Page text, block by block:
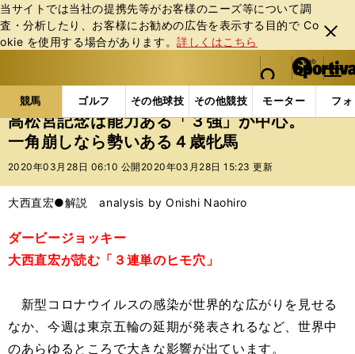
当サイトでは当社の提携先等がお客様のニーズ等について調
査・分析したり、お客様にお勧めの広告を表⽰する⽬的で Co
okie を使⽤する場合があります。詳しくはこちら
閉じ
る
web Sportiva (webスポルティーバ)
検索
マイペ
ー
ジ
メニュ
競馬 ゴルフ その他球技 その他競技 モーター フ
b
ス
ポ
ル
バ
競馬の記事一覧 競馬 高松宮記念は能力ある「３強
高松宮記念は能力ある「３強」が中心。
一角崩しなら勢いある４歳牝馬
2020年03月28日 06:10 公開 2020年03月28日 15:23 更新
大西直宏●解説 analysis by Onishi Naohiro
ダービージョッキー
大西直宏が読む「３連単のヒモ穴」
新型コロナウイルスの感染が世界的な広がりを見せる
なか、今週は東京五輪の延期が発表されるなど、世界中
のあらゆるところで大きな影響が出ています。